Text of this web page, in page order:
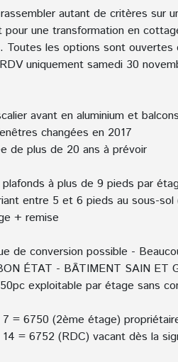
autant de critères sur
pour une transformation en
Toutes les options sont
uniquement samedi 30
avant en aluminium et
changées en 2017
de plus de 20 ans à prévoir
à plus de 9 pieds par
entre 5 et 6 pieds au sous-
+ remise
de conversion possible -
ÉTAT - BÂTIMENT SAIN ET
exploitable par étage sans
= 6750 (2ème étage)
= 6752 (RDC) vacant dès la